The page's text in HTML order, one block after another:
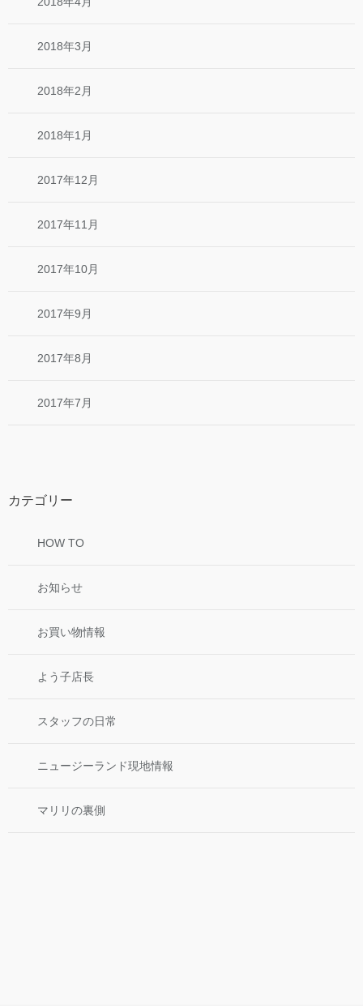
2018年3月
2018年2月
2018年1月
2017年12月
2017年11月
2017年10月
2017年9月
2017年8月
2017年7月
カテゴリー
HOW TO
お知らせ
お買い物情報
よう子店長
スタッフの日常
ニュージーランド現地情報
マリリの裏側